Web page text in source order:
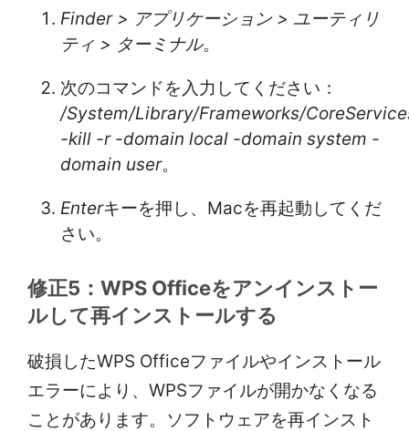
Finder > アプリケーション > ユーティリ
ティ > ターミナル。
次のコマンドを入力してください：
/System/Library/Frameworks/
-kill -r -domain local -domain system -
domain user。
Enterキーを押し、Macを再起動してくだ
さい。
修正5：WPS Officeをアンインストー
ルして再インストールする
破損したWPS Officeファイルやインストール
エラーにより、WPSファイルが開かなくなる
ことがあります。ソフトウェアを再インスト